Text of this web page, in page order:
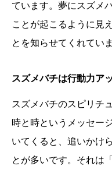
ています。夢にスズメ
ことが起こるように見
とを知らせてくれていま
スズメバチは行動力ア
スズメバチのスピリチ
時と時というメッセー
いてくると、追いかけ
とが多いです。それは